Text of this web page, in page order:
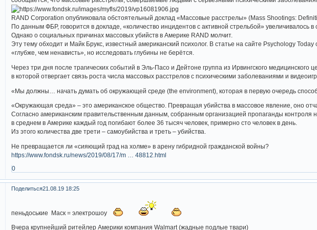
RAND Corporation опубликовала обстоятельный доклад «Массовые расстрелы» (Mass Shootings:
По данным ФБР, говорится в докладе, «количество инцидентов с активной стрельбой» увеличивалось
Однако о социальных причинах массовых убийств в Америке RAND молчит.
Эту тему обходит и Майк Брукс, известный американский психолог. В статье на сайте Psychology
«глубже, чем ненависть», но исследовать глубины не берётся.
Через три дня после трагических событий в Эль-Пасо и Дейтоне группа из Ирвингского медицинского
в которой отвергает связь роста числа массовых расстрелов с психическими заболеваниями и
«Мы должны… начать думать об окружающей среде (the environment), которая в первую очередь
«Окружающая среда» – это американское общество. Превращая убийства в массовое явление, оно
Согласно американским правительственным данным, собранным организацией пропаганды контроля
в среднем в Америке каждый год погибают более 36 тысяч человек, примерно сто человек в день.
Из этого количества две трети – самоубийства и треть – убийства.
Не превращается ли «сияющий град на холме» в арену гибридной гражданской войны?
https://www.fondsk.ru/news/2019/08/17/m … 48812.html
0
Поделиться21.08.19 18:25
пеньдоськие Маск = электрошоу
Вчера крупнейший ритейлер Америки компания Walmart (жадные подлые твари)